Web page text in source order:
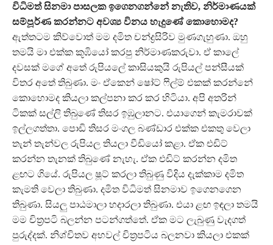
විධිමත් සිනමා පාසලක ඉගෙනගන්නේ නැතිව, නිර්මාණයක්
සම්පූ ර්ණ කරන්නට අවශ්‍ය විනය හැදුණේ කොහොමද?
ඇත්තටම කිව්වොත් මම දමිත චන්ද්‍රසිරිව මුණගැහුණා. ඔහු
තමයි මා එක්ක කූඹියෝ කරපු නිර්මාණකරුවා. ඒ කාලේ
දවසක් මගේ අතේ රුපියලේ කාසියකුයි රුපියල් පන්සීයක්
විතර අතේ තිබුණා. මං ඒකෙන් ෂෝට් ෆිල්ම් එකක් කරන්නේ
කොහොමද කියලා කල්පනා කර කර හිටියා. අපි අතරින්
ටිකක් සල්ලි තිබුණේ තිසර ඉඹුලානට. එයාගෙන් කැමරාවක්
ඉල්ලගත්තා. පොඩි තිසර මංගල බණ්ඩාර එක්ක එකතු වෙලා
තැන් තැන්වල රුපියල තියලා වීඩියෝ කළා. ඒක එඩිට්
කරන්න තැනක් තිබුණේ නැහැ. ඒක එඩිට් කරන්න දමිත
ළඟට ගියේ. රුපියල ෂූට් කරලා තිබුණු විදිය දැක්කාම දමිත
කැමති වෙලා තිබුණා. දමිත විධිමත් සිනමාව ඉගෙනගෙන
තිබුණා. සියලු‍ පාඨමාලා හදාරලා තිබුණා. එයා ළඟ ඉඳලා තමයි
මම චිත්‍රපටි බලන්න පටන්ගත්තේ. ඒක මට ලැබුණු වැදගත්
පුරුද්දක්. නිශ්චිතව අහවල් චිත්‍රපටිය බලනවා කියලා එකක්